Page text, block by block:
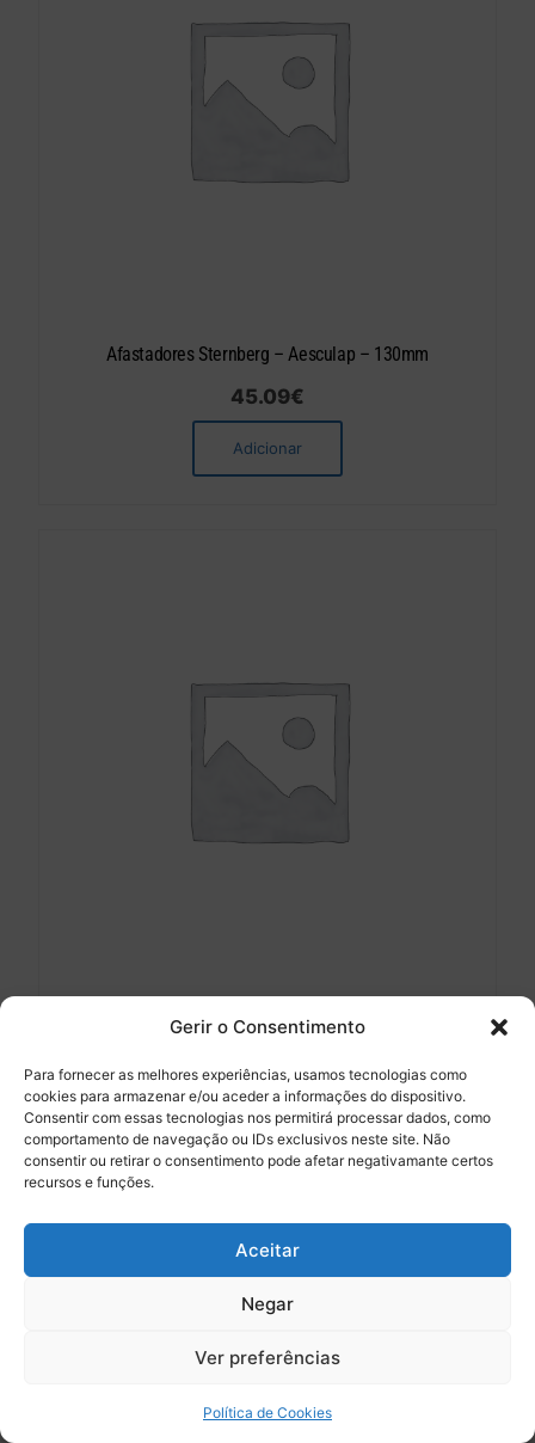
Gerir o Consentimento
Para fornecer as melhores experiências, usamos tecnologias como
cookies para armazenar e/ou aceder a informações do dispositivo.
Consentir com essas tecnologias nos permitirá processar dados, como
comportamento de navegação ou IDs exclusivos neste site. Não
consentir ou retirar o consentimento pode afetar negativamante certos
recursos e funções.
Aceitar
Negar
Ver preferências
Política de Cookies
Afastadores Sternberg – Aesculap – 130mm
45.09€
Adicionar
Afastadores Sternberg – Aesculap – 135mm
Adicionar